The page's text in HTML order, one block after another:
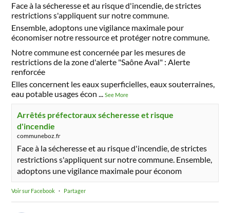
Face à la sécheresse et au risque d'incendie, de strictes
restrictions s'appliquent sur notre commune.
Ensemble, adoptons une vigilance maximale pour
économiser notre ressource et protéger notre commune.
Notre commune est concernée par les mesures de
restrictions de la zone d'alerte "Saône Aval" : Alerte
renforcée
Elles concernent les eaux superficielles, eaux souterraines,
eau potable usages écon ...See More
Arrêtés préfectoraux sécheresse et risque
d'incendie
communeboz.fr
Face à la sécheresse et au risque d'incendie, de strictes
restrictions s'appliquent sur notre commune. Ensemble,
adoptons une vigilance maximale pour économ
Voir sur Facebook · Partager